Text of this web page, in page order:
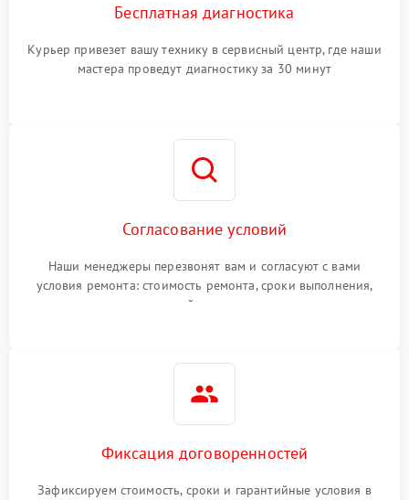
Бесплатная диагностика
Курьер привезет вашу технику в сервисный центр, где наши
мастера проведут диагностику за 30 минут
Согласование условий
Наши менеджеры перезвонят вам и согласуют с вами
условия ремонта: стоимость ремонта, сроки выполнения,
гарантийные условия
Фиксация договоренностей
Зафиксируем стоимость, сроки и гарантийные условия в